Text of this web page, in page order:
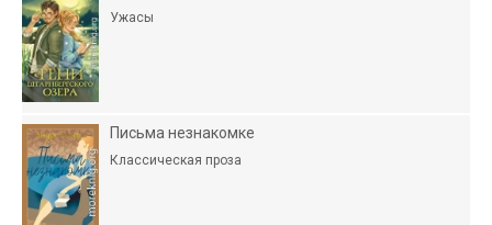
Ужасы
Письма незнакомке
Классическая проза